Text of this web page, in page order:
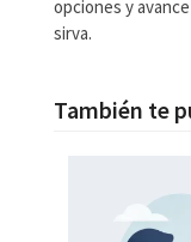
opciones y
sirva.
También te